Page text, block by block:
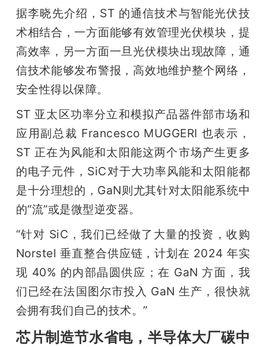
据李晓先介绍，ST 的通信技术与智能光伏技
术相结合，一方面能够有效管理光伏模块，提
高效率，另一方面一旦光伏模块出现故障，通
信技术能够发布警报，高效地维护整个网络，
安全性得以保障。
ST 亚太区功率分立和模拟产品器件部市场和
应用副总裁 Francesco MUGGERI 也表示，
ST 正在为风能和太阳能这两个市场产生更多
的电子元件，SiC对于大功率风能和太阳能都
是十分理想的，GaN则尤其针对太阳能系统中
的“流”或是微型逆变器。
“针对 SiC，我们已经做了大量的投资，收购
Norstel 垂直整合供应链，计划在 2024 年实
现 40% 的内部晶圆供应；在 GaN 方面，我
们已经在法国图尔市投入 GaN 生产，很快就
会拥有我们自己的技术。”
芯片制造节水省电，半导体大厂碳中